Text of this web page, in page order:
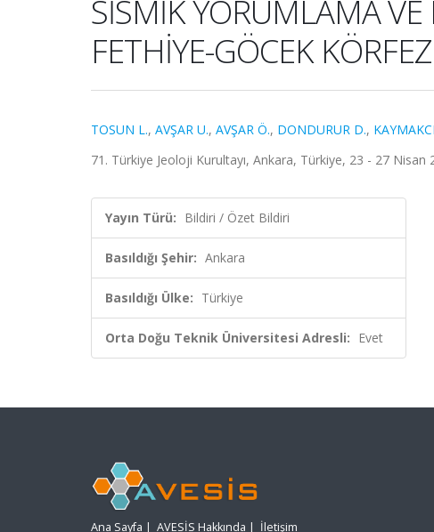
SİSMİK YORUMLAMA VE
FETHİYE-GÖCEK
TOSUN L., AVŞAR U., AVŞAR Ö., DONDURUR D.,
71. Türkiye Jeoloji Kurultayı, Ankara, Türkiye, 23 - 27 Nisan
Yayın Türü: Bildiri / Özet Bildiri
Basıldığı Şehir: Ankara
Basıldığı Ülke: Türkiye
Orta Doğu Teknik Üniversitesi Adresli: Evet
Ana Sayfa | AVESİS Hakkında | İletişim